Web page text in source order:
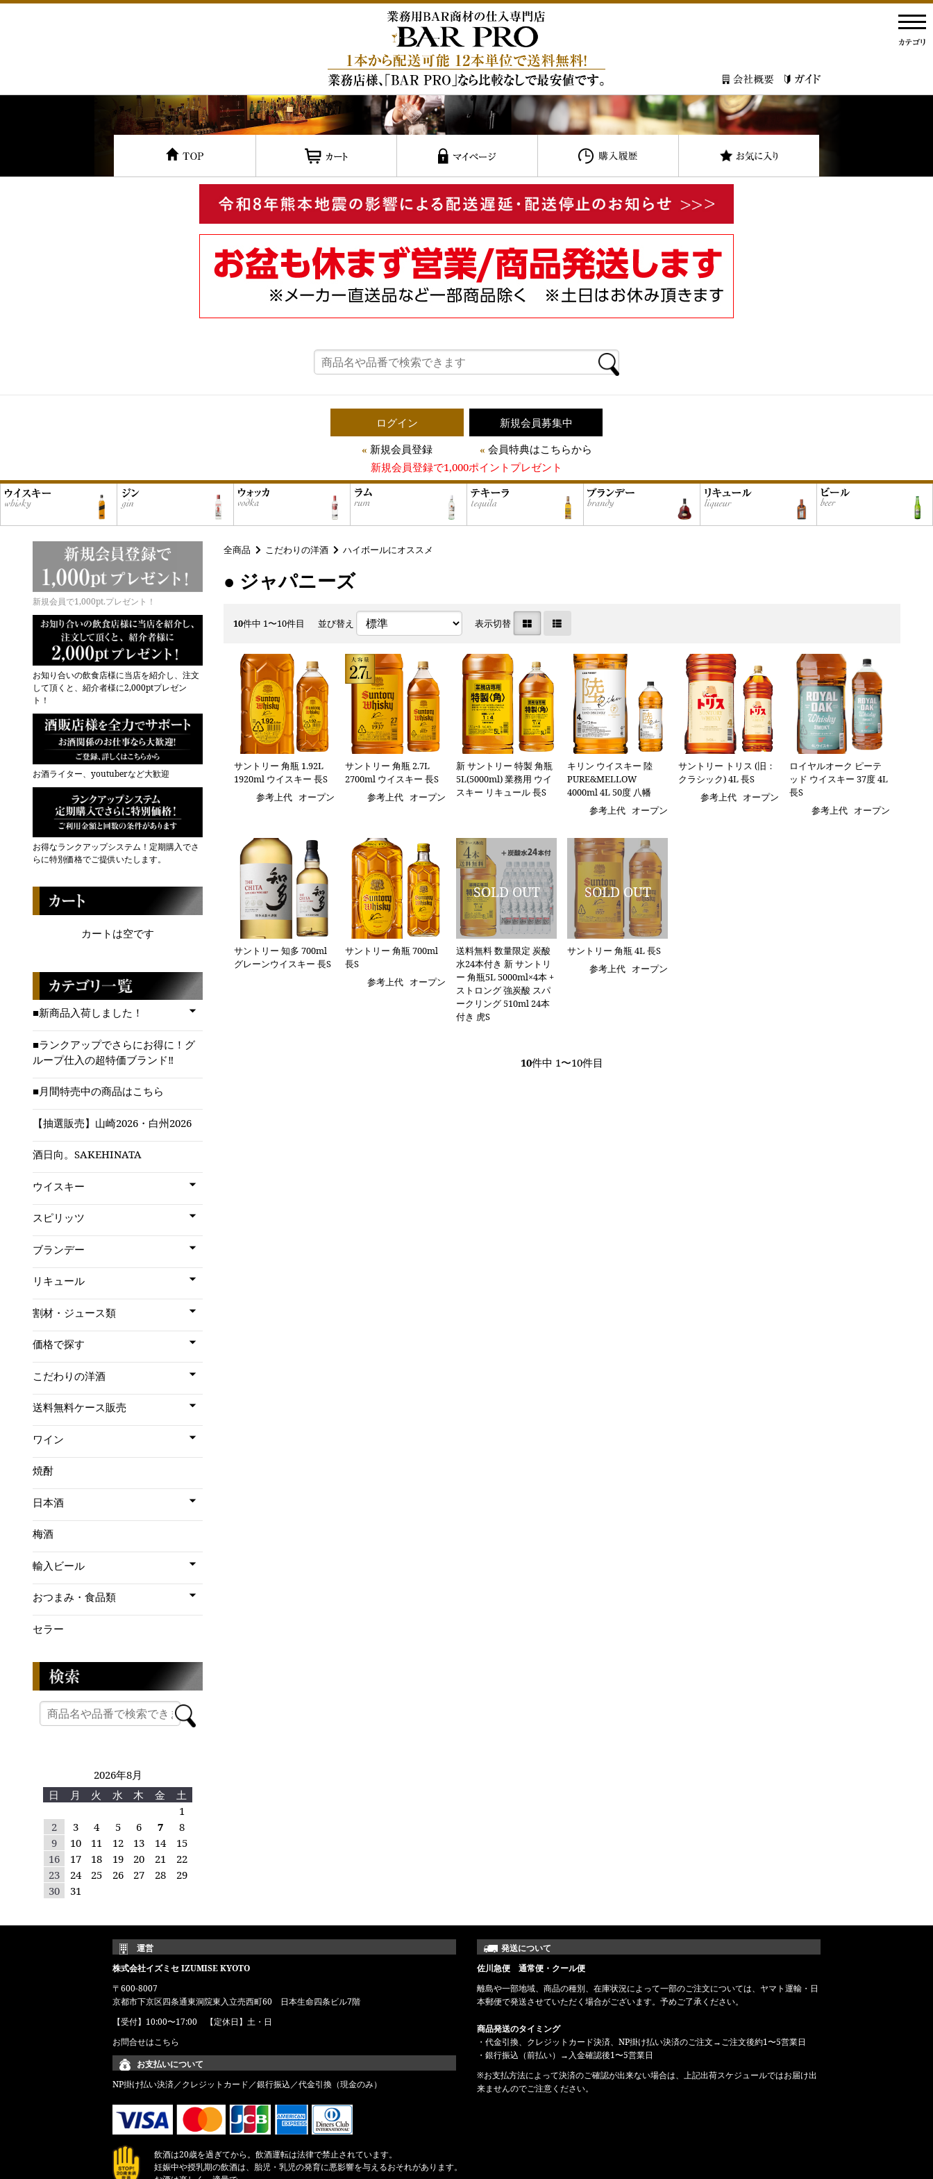
ログイン
新規会員登録
新規会員募集中
会員特典はこちらから
新規会員登録で1,000ポイントプレゼント
全商品 こだわりの洋酒 ハイボールにオススメ
● ジャパニーズ
10件中 1〜10件目 並び替え 表示切替
サントリー 角瓶 1.92L
1920ml ウイスキー 長S
参考上代 オープン
サントリー 角瓶 2.7L
2700ml ウイスキー 長S
参考上代 オープン
新 サントリー 特製 角瓶
5L(5000ml) 業務用 ウイ
スキー リキュール 長S
キリン ウイスキー 陸
PURE&MELLOW
4000ml 4L 50度 八幡
参考上代 オープン
サントリー トリス (旧：
クラシック) 4L 長S
参考上代 オープン
ロイヤルオーク ピーテ
ッド ウイスキー 37度 4L
長S
参考上代 オープン
サントリー 知多 700ml
グレーンウイスキー 長S
サントリー 角瓶 700ml
長S
参考上代 オープン
送料無料 数量限定 炭酸
水24本付き 新 サントリ
ー 角瓶5L 5000ml×4本 +
ストロング 強炭酸 スパ
ークリング 510ml 24本
付き 虎S
サントリー 角瓶 4L 長S
参考上代 オープン
10件中 1〜10件目
新規会員で1,000pt.プレゼント！
お知り合いの飲食店様に当店を紹介し、注文
して頂くと、紹介者様に2,000ptプレゼン
ト！
お酒ライター、youtuberなど大歓迎
お得なランクアップシステム！定期購入でさ
らに特別価格でご提供いたします。
カートは空です
■新商品入荷しました！
■ランクアップでさらにお得に！グ
ループ仕入の超特価ブランド‼
■月間特売中の商品はこちら
【抽選販売】山崎2026・白州2026
酒日向。SAKEHINATA
ウイスキー
スピリッツ
ブランデー
リキュール
割材・ジュース類
価格で探す
こだわりの洋酒
送料無料ケース販売
ワイン
焼酎
日本酒
梅酒
輸入ビール
おつまみ・食品類
セラー
2026年8月
日
月 火 水 木 金
土
1
2
3 4 5 6 7
8
9
10 11 12 13 14
15
16
17 18 19 20 21
22
23
24 25 26 27 28
29
30
31
運営
株式会社イズミセ IZUMISE KYOTO
〒600-8007
京都市下京区四条通東洞院東入立売西町60 日本生命四条ビル7階
【受付】10:00〜17:00 【定休日】土・日
お問合せはこちら
お支払いについて
NP掛け払い決済／クレジットカード／銀行振込／代金引換（現金のみ）
発送について
佐川急便 通常便・クール便
離島や一部地域、商品の種別、在庫状況によって一部のご注文については、ヤマト運輸・日
本郵便で発送させていただく場合がございます。予めご了承ください。
商品発送のタイミング
・代金引換、クレジットカード決済、NP掛け払い決済のご注文→ご注文後約1〜5営業日
・銀行振込（前払い）→入金確認後1〜5営業日
※お支払方法によって決済のご確認が出来ない場合は、上記出荷スケジュールではお届け出
来ませんのでご注意ください。
飲酒は20歳を過ぎてから。飲酒運転は法律で禁止されています。
妊娠中や授乳期の飲酒は、胎児・乳児の発育に悪影響を与えるおそれがあります。